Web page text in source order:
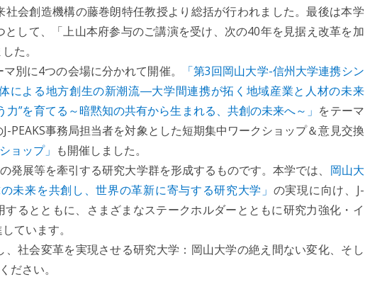
会創造機構の藤巻朗特任教授より総括が行われました。最後は本学
して、「上山本府参与のご講演を受け、次の40年を見据え改革を加
た。
別に4つの会場に分かれて開催。
「第3回岡山大学-信州大学連携シン
体による地方創生の新潮流―大学間連携が拓く地域産業と人材の未来
力”を育てる～暗黙知の共有から生まれる、共創の未来へ～」 をテーマ
PEAKS事務局担当者を対象とした短期集中ワークショップ＆意見交換
ョップ」 も開催しました。
発展等を牽引する研究大学群を形成するものです。本学では、 岡山大
未来を共創し、世界の革新に寄与する研究大学」 の実現に向け、J-
するとともに、さまざまなステークホルダーとともに研究力強化・イ
ています。
社会変革を実現させる研究大学：岡山大学の絶え間ない変化、そし
ださい。